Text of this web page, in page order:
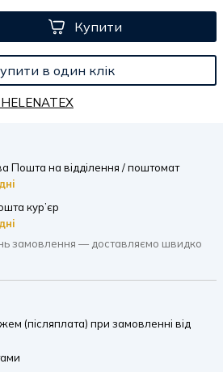
Купити
в один клік
Пошта на відділення / поштомат
кур’єр
замовлення — доставляємо швидко
(післяплата) при замовленні від